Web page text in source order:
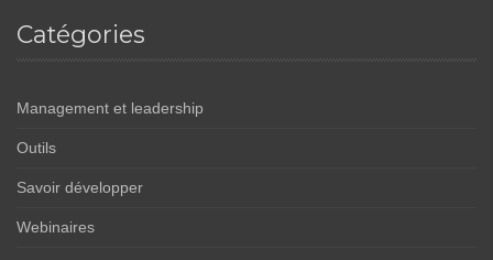
Catégories
Management et leadership
Outils
Savoir développer
Webinaires